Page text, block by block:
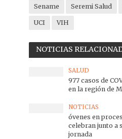
Sename Seremi Salud
UCI VIH
NOTICIAS
SALUD
977 casos de
en la región de
NOTICIAS
óvenes en
celebran junto a
jornada